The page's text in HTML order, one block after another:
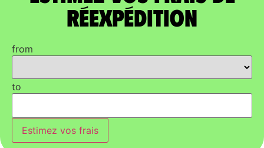
réexpédition
from
to
Estimez vos frais